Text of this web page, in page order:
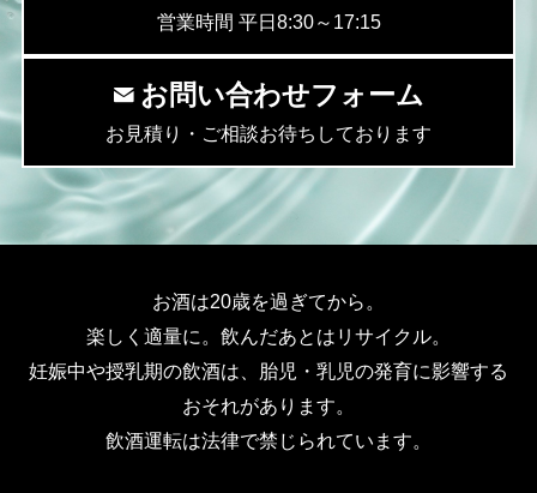
営業時間 平日8:30～17:15
お問い合わせフォーム
お見積り・ご相談お待ちしております
お酒は20歳を過ぎてから。
楽しく適量に。飲んだあとはリサイクル。
妊娠中や授乳期の飲酒は、胎児・乳児の発育に影響する
おそれがあります。
飲酒運転は法律で禁じられています。